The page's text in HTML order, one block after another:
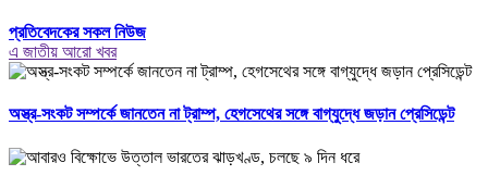
প্রতিবেদকের সকল নিউজ
এ জাতীয় আরো খবর
অস্ত্র-সংকট সম্পর্কে জানতেন না ট্রাম্প, হেগসেথের সঙ্গে বাগ্‌যুদ্ধে জড়ান প্রেসিডেন্ট